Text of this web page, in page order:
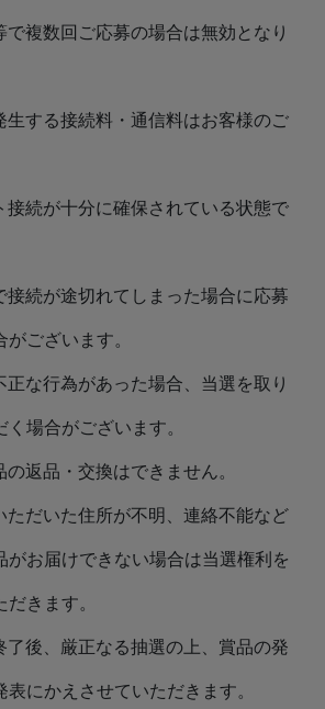
複数回ご応募の場合は無効となり
生する接続料・通信料はお客様のご
接続が十分に確保されている状態で
接続が途切れてしまった場合に応募
ございます。
な行為があった場合、当選を取り
場合がございます。
返品・交換はできません。
ただいた住所が不明、連絡不能など
がお届けできない場合は当選権利を
きます。
了後、厳正なる抽選の上、賞品の発
にかえさせていただきます。